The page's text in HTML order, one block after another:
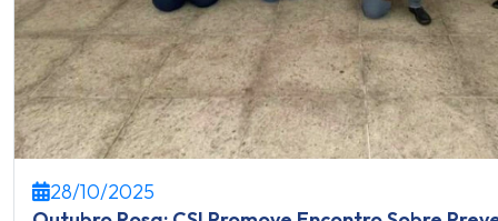
28/10/2025